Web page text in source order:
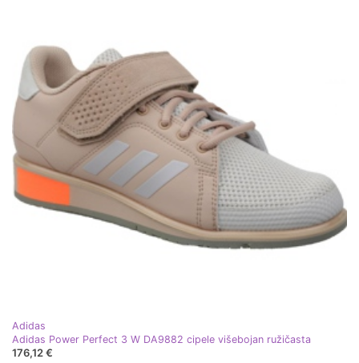
Adidas
Adidas Power Perfect 3 W DA9882 cipele višebojan ružičasta
176,12 €